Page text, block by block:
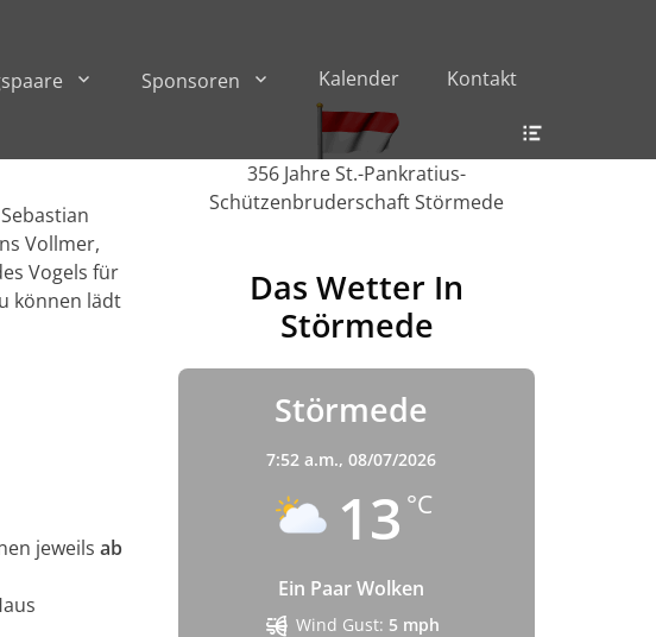
Sponsoren Kalender Kontakt
Vollmer,
Vogels für
können lädt
jeweils ab
356 Jahre St.-Pankratius-
Schützenbruderschaft Störmede
Das Wetter In
Störmede
Störmede
7:52 a.m., 08/07/2026
13 °C
Ein Paar Wolken
Wind Gust: 5 mph